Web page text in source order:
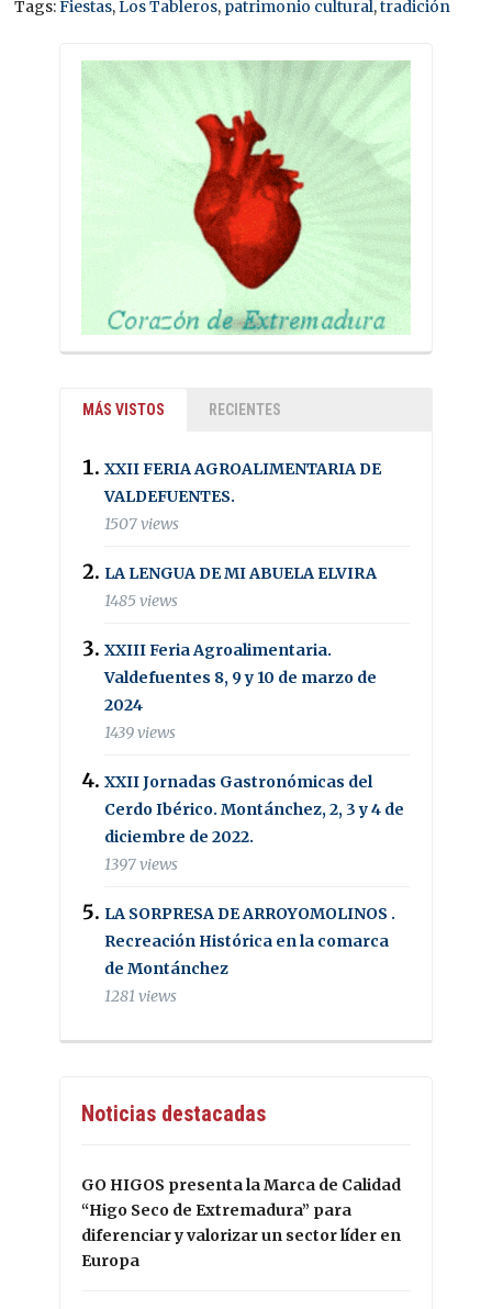
Tags:Fiestas,Los Tableros, patrimonio cultural,tradición
MÁS VISTOS RECIENTES
XXII FERIA AGROALIMENTARIA DE
VALDEFUENTES.
1507 views
LA LENGUA DE MI ABUELA ELVIRA
1485 views
XXIII Feria Agroalimentaria.
Valdefuentes 8, 9 y 10 de marzo de
2024
1439 views
XXII Jornadas Gastronómicas del
Cerdo Ibérico. Montánchez, 2, 3 y 4 de
diciembre de 2022.
1397 views
LA SORPRESA DE ARROYOMOLINOS .
Recreación Histórica en la comarca
de Montánchez
1281 views
Noticias destacadas
GO HIGOS presenta la Marca de Calidad
“Higo Seco de Extremadura” para
diferenciar y valorizar un sector líder en
Europa